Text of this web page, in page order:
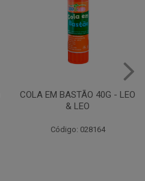
CANETA ESFEROGRÁFICA
JET LUX C/4 COLOR
Código: 003966